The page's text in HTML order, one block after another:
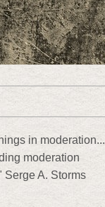
in moderation...
moderation
Serge A. Storms